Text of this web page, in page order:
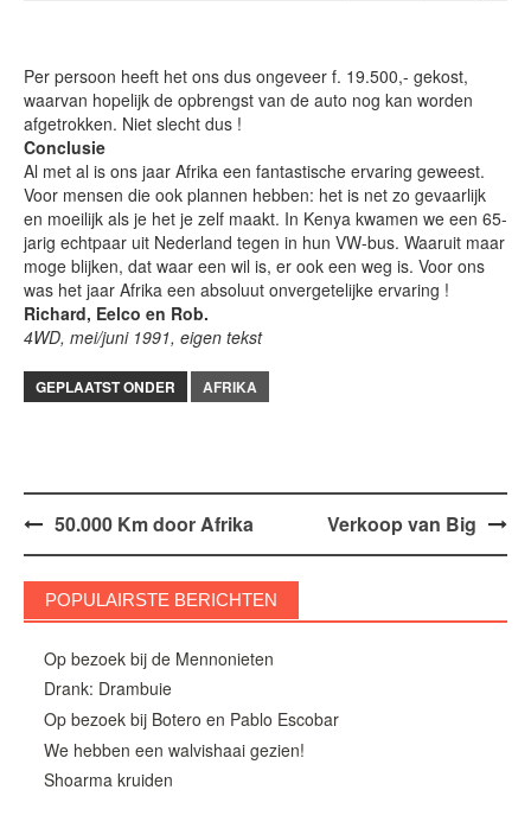
Per persoon heeft het ons dus ongeveer f. 19.500,- gekost,
waarvan hopelijk de opbrengst van de auto nog kan worden
afgetrokken. Niet slecht dus !
Conclusie
Al met al is ons jaar Afrika een fantastische ervaring geweest.
Voor mensen die ook plannen hebben: het is net zo gevaarlijk
en moeilijk als je het je zelf maakt. In Kenya kwamen we een 65-
jarig echtpaar uit Nederland tegen in hun VW-bus. Waaruit maar
moge blijken, dat waar een wil is, er ook een weg is. Voor ons
was het jaar Afrika een absoluut onvergetelijke ervaring !
Richard, Eelco en Rob.
4WD, mei/juni 1991, eigen tekst
GEPLAATST ONDER AFRIKA
Bericht
navigatie
50.000 Km door Afrika Verkoop van Big
POPULAIRSTE BERICHTEN
Op bezoek bij de Mennonieten
Drank: Drambuie
Op bezoek bij Botero en Pablo Escobar
We hebben een walvishaai gezien!
Shoarma kruiden